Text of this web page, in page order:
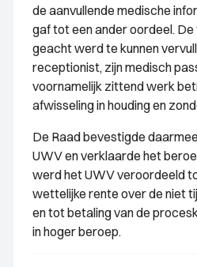
de aanvullende medische
gaf tot een ander oordeel.
geacht werd te kunnen
receptionist, zijn medisch
voornamelijk zittend werk
afwisseling in houding en
De Raad bevestigde
UWV en verklaarde het
werd het UWV veroordeeld
wettelijke rente over de niet
en tot betaling van de
in hoger beroep.